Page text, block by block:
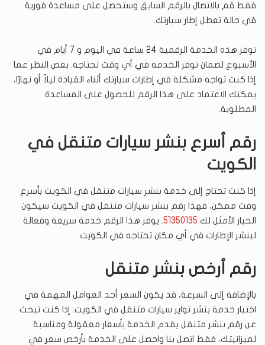
فقط قم بالاتصال بالرقم السابق وستحصل على مساعدة فورية
في حالة تعطل إطار سيارتك.
توفر هذه الخدمة الرقمية 24 ساعة في اليوم و 7 أيام في
الأسبوع لضمان توفر الخدمة في أي وقت تحتاجه. بغض النظر عما
إذا كنت تواجه مشكلة في إطارات سيارتك أثناء القيادة ليلاً أو نهارًا،
يمكنك الاعتماد على هذا الرقم للحصول على المساعدة
المطلوبة.
رقم أسرع بنشر سيارات متنقل في
الكويت
إذا كنت تحتاج إلى خدمة بنشر سيارات متنقل في الكويت بأسرع
وقت ممكن، فهذا رقم بنشر سيارات متنقل في الكويت سيكون
الخيار الأمثل لك 51350135. يوفر هذا الرقم خدمة سريعة وفعالة
لبنشر الإطارات في أي مكان تحتاجه في الكويت.
رقم أرخص بنشر متنقل
بالإضافة إلى السرعة، قد يكون السعر أحد العوامل المهمة في
اختيار خدمة بنشر تواير سيارات متنقل في الكويت. إذا كنت تبحث
عن رقم بنشر متنقل يقدم الخدمة بأسعار معقولة ومناسبة
لميزانيتك، فقط اتصل بنا واحصل على الخدمة بأرخص سعر في